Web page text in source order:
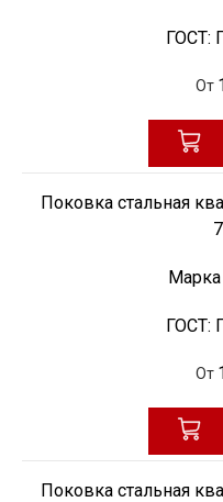
ГОСТ:
От
Поковка стальная
Марка
ГОСТ:
От
Поковка стальная